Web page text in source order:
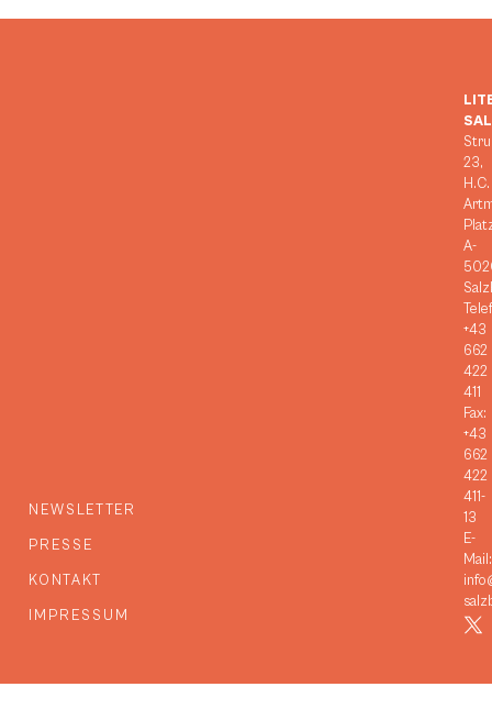
NEWSLETTER
PRESSE
KONTAKT
IMPRESSUM
23,
H.C.
A-
+43
662
422
411
Fax:
+43
662
422
411-
13
E-
Mail: